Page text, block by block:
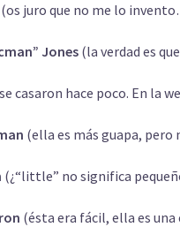
(os juro que no me lo
Jones (la verdad es
casaron hace poco. En la
(ella es más guapa,
(¿“little” no significa
(ésta era fácil, ella es